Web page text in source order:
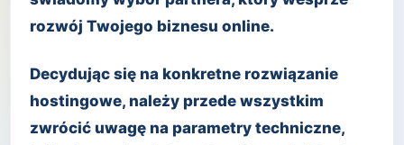
rozwój Twojego biznesu online.
Decydując się na konkretne rozwiązanie
hostingowe, należy przede wszystkim
zwrócić uwagę na parametry techniczne,